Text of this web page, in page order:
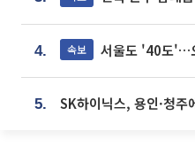
4. 속보 서울도 '40도'…
5.